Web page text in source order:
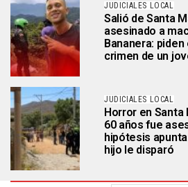
JUDICIALES LOCAL
Salió de Santa
asesinado a
Bananera:
crimen de un
JUDICIALES LOCAL
Horror en Santa
60 años fue
hipótesis
hijo le disparó